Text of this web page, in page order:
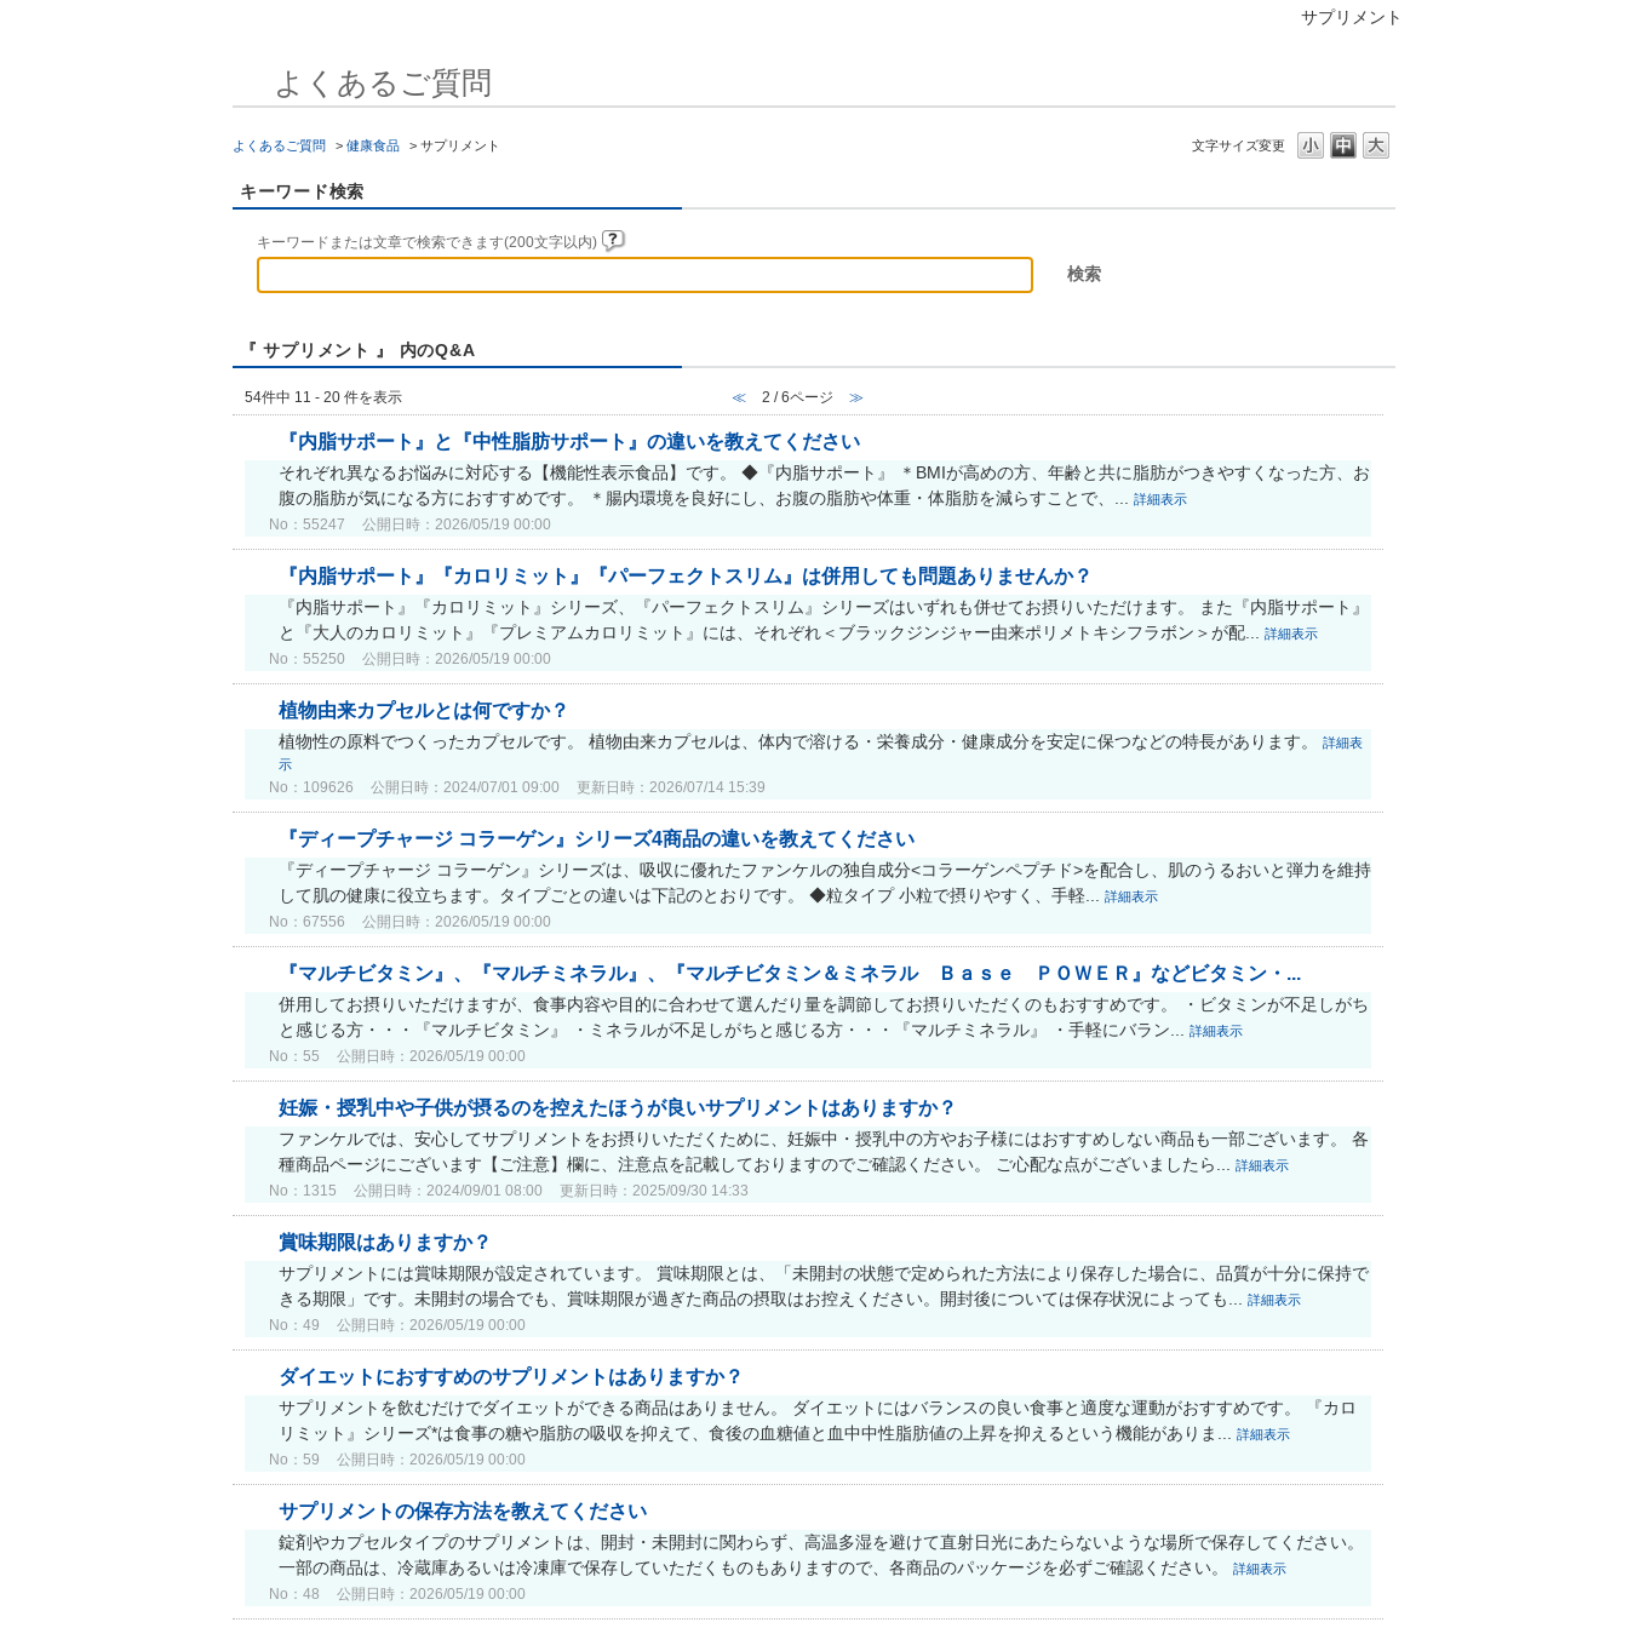
サプリメント
よくあるご質問
文字サイズ変更
よくあるご質問 > 健康食品 > サプリメント
キーワード検索
キーワードまたは文章で検索できます(200文字以内)
『 サプリメント 』 内のQ&A
54件中 11 - 20 件を表示 ≪ 2 / 6ページ ≫
『内脂サポート』と『中性脂肪サポート』の違いを教えてください
それぞれ異なるお悩みに対応する【機能性表示食品】です。 ◆『内脂サポート』 ＊BMIが高めの方、年齢と共に脂肪がつきやすくなった方、お
腹の脂肪が気になる方におすすめです。 ＊腸内環境を良好にし、お腹の脂肪や体重・体脂肪を減らすことで、...
詳細表示
No：55247 公開日時：2026/05/19 00:00
『内脂サポート』『カロリミット』『パーフェクトスリム』は併用しても問題ありませんか？
『内脂サポート』『カロリミット』シリーズ、『パーフェクトスリム』シリーズはいずれも併せてお摂りいただけます。 また『内脂サポート』
と『大人のカロリミット』『プレミアムカロリミット』には、それぞれ＜ブラックジンジャー由来ポリメトキシフラボン＞が配...
詳細表示
No：55250 公開日時：2026/05/19 00:00
植物由来カプセルとは何ですか？
植物性の原料でつくったカプセルです。 植物由来カプセルは、体内で溶ける・栄養成分・健康成分を安定に保つなどの特長があります。
詳細表
示
No：109626 公開日時：2024/07/01 09:00 更新日時：2026/07/14 15:39
『ディープチャージ コラーゲン』シリーズ4商品の違いを教えてください
『ディープチャージ コラーゲン』シリーズは、吸収に優れたファンケルの独自成分<コラーゲンペプチド>を配合し、肌のうるおいと弾力を維持
して肌の健康に役立ちます。タイプごとの違いは下記のとおりです。 ◆粒タイプ 小粒で摂りやすく、手軽...
詳細表示
No：67556 公開日時：2026/05/19 00:00
『マルチビタミン』、『マルチミネラル』、『マルチビタミン＆ミネラル Ｂａｓｅ ＰＯＷＥＲ』などビタミン・...
併用してお摂りいただけますが、食事内容や目的に合わせて選んだり量を調節してお摂りいただくのもおすすめです。 ・ビタミンが不足しがち
と感じる方・・・『マルチビタミン』 ・ミネラルが不足しがちと感じる方・・・『マルチミネラル』 ・手軽にバラン...
詳細表示
No：55 公開日時：2026/05/19 00:00
妊娠・授乳中や子供が摂るのを控えたほうが良いサプリメントはありますか？
ファンケルでは、安心してサプリメントをお摂りいただくために、妊娠中・授乳中の方やお子様にはおすすめしない商品も一部ございます。 各
種商品ページにございます【ご注意】欄に、注意点を記載しておりますのでご確認ください。 ご心配な点がございましたら...
詳細表示
No：1315 公開日時：2024/09/01 08:00 更新日時：2025/09/30 14:33
賞味期限はありますか？
サプリメントには賞味期限が設定されています。 賞味期限とは、「未開封の状態で定められた方法により保存した場合に、品質が十分に保持で
きる期限」です。未開封の場合でも、賞味期限が過ぎた商品の摂取はお控えください。開封後については保存状況によっても...
詳細表示
No：49 公開日時：2026/05/19 00:00
ダイエットにおすすめのサプリメントはありますか？
サプリメントを飲むだけでダイエットができる商品はありません。 ダイエットにはバランスの良い食事と適度な運動がおすすめです。 『カロ
リミット』シリーズ*は食事の糖や脂肪の吸収を抑えて、食後の血糖値と血中中性脂肪値の上昇を抑えるという機能がありま...
詳細表示
No：59 公開日時：2026/05/19 00:00
サプリメントの保存方法を教えてください
錠剤やカプセルタイプのサプリメントは、開封・未開封に関わらず、高温多湿を避けて直射日光にあたらないような場所で保存してください。
一部の商品は、冷蔵庫あるいは冷凍庫で保存していただくものもありますので、各商品のパッケージを必ずご確認ください。
詳細表示
No：48 公開日時：2026/05/19 00:00